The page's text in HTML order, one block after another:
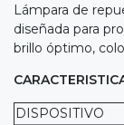
Lámpara de
diseñada para
brillo óptimo,
DISPOSITIVO